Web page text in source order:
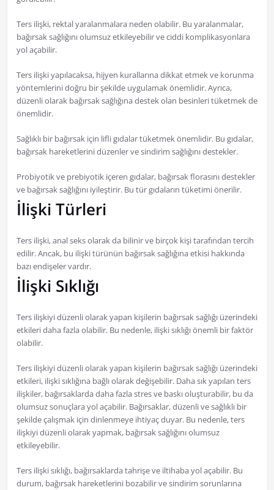
Ters ilişki, rektal yaralanmalara neden olabilir. Bu yaralanmalar,
bağırsak sağlığını olumsuz etkileyebilir ve ciddi komplikasyonlara
yol açabilir.
Ters ilişki yapılacaksa, hijyen kurallarına dikkat etmek ve korunma
yöntemlerini doğru bir şekilde uygulamak önemlidir. Ayrıca,
düzenli olarak bağırsak sağlığına destek olan besinleri tüketmek de
önemlidir.
Sağlıklı bir bağırsak için lifli gıdalar tüketmek önemlidir. Bu gıdalar,
bağırsak hareketlerini düzenler ve sindirim sağlığını destekler.
Probiyotik ve prebiyotik içeren gıdalar, bağırsak florasını destekler
ve bağırsak sağlığını iyileştirir. Bu tür gıdaların tüketimi önerilir.
İlişki Türleri
Ters ilişki, anal seks olarak da bilinir ve birçok kişi tarafından tercih
edilir. Ancak, bu ilişki türünün bağırsak sağlığına etkisi hakkında
bazı endişeler vardır.
İlişki Sıklığı
Ters ilişkiyi düzenli olarak yapan kişilerin bağırsak sağlığı üzerindeki
etkileri daha fazla olabilir. Bu nedenle, ilişki sıklığı önemli bir faktör
olabilir.
Ters ilişkiyi düzenli olarak yapan kişilerin bağırsak sağlığı üzerindeki
etkileri, ilişki sıklığına bağlı olarak değişebilir. Daha sık yapılan ters
ilişkiler, bağırsaklarda daha fazla stres ve baskı oluşturabilir, bu da
olumsuz sonuçlara yol açabilir. Bağırsaklar, düzenli ve sağlıklı bir
şekilde çalışmak için dinlenmeye ihtiyaç duyar. Bu nedenle, ters
ilişkiyi düzenli olarak yapmak, bağırsak sağlığını olumsuz
etkileyebilir.
Ters ilişki sıklığı, bağırsaklarda tahrişe ve iltihaba yol açabilir. Bu
durum, bağırsak hareketlerini bozabilir ve sindirim sorunlarına